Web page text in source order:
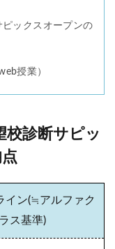
ックスオープンの
授業）
校診断サピッ
イン(≒アルファク
ラス基準)